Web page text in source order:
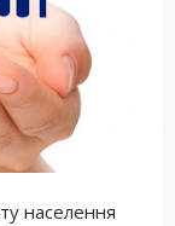
населення